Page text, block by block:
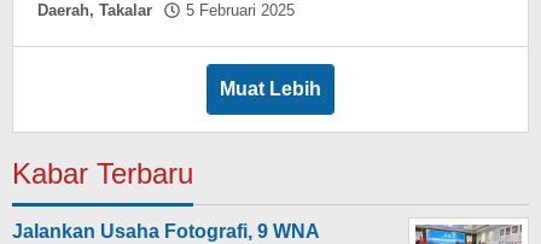
Daerah, Takalar 5 Februari 2025
Muat Lebih
Kabar Terbaru
Jalankan Usaha Fotografi, 9 WNA